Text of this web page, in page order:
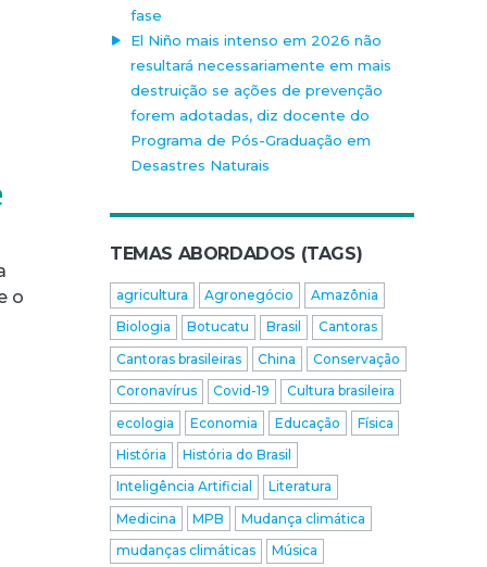
o
fase
El Niño mais intenso em 2026 não
resultará necessariamente em mais
destruição se ações de prevenção
forem adotadas, diz docente do
Programa de Pós-Graduação em
Desastres Naturais
TEMAS ABORDADOS (TAGS)
agricultura Agronegócio
Amazônia
Biologia
Botucatu Brasil
Cantoras
Cantoras brasileiras
China
Conservação
Coronavírus
Covid-19
Cultura brasileira
ecologia
Economia Educação
Física
História
História do Brasil
Inteligência Artificial
Literatura
Medicina
MPB
Mudança climática
mudanças climáticas
Música